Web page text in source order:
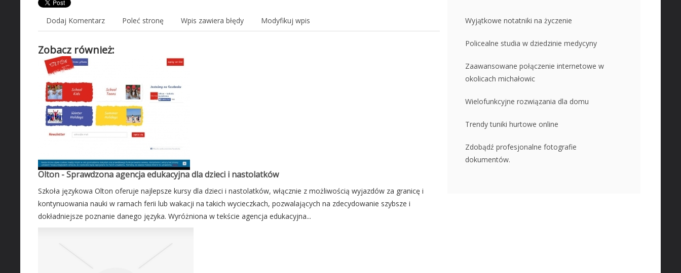
Dodaj Komentarz Poleć stronę Wpis zawiera błędy Modyfikuj wpis
Zobacz również:
Olton - Sprawdzona agencja edukacyjna dla dzieci i nastolatków
Szkoła językowa Olton oferuje najlepsze kursy dla dzieci i nastolatków, włącznie z możliwością wyjazdów za granicę i
kontynuowania nauki w ramach ferii lub wakacji na takich wycieczkach, pozwalających na zdecydowanie szybsze i
dokładniejsze poznanie danego języka. Wyróżniona w tekście agencja edukacyjna...
Wyjątkowe notatniki na życzenie
Policealne studia w dziedzinie medycyny
Zaawansowane połączenie internetowe w
okolicach michałowic
Wielofunkcyjne rozwiązania dla domu
Trendy tuniki hurtowe online
Zdobądź profesjonalne fotografie
dokumentów.